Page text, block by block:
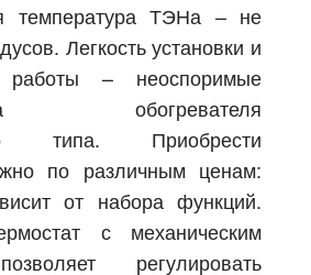
температура ТЭНа – не
Легкость установки и
работы – неоспоримые
обогревателя
типа. Приобрести
по различным ценам:
от набора функций.
с механическим
регулировать